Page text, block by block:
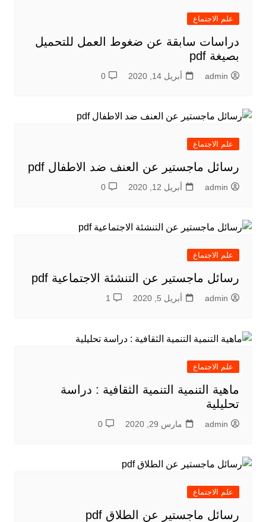
علم الاجتماع
دراسات سابقة عن ضغوط العمل للتحميل
بصيغة pdf
admin أبريل 14, 2020 0
علم الاجتماع
رسائل ماجستير عن العنف ضد الاطفال pdf
admin أبريل 12, 2020 0
علم الاجتماع
رسائل ماجستير عن التنشئة الاجتماعية pdf
admin أبريل 5, 2020 1
علم الاجتماع
ماهية التنمية التنمية الثقافية : دراسة
تحليلية
admin مارس 29, 2020 0
علم الاجتماع
رسائل ماجستير عن الطلاق pdf